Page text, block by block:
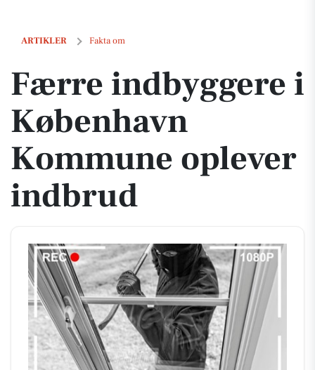
ARTIKLER Fakta om
Færre indbyggere i København Kommune oplever indbrud
Færre indbyggere i
København
Kommune oplever
indbrud